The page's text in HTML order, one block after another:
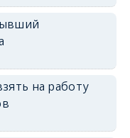
на работу